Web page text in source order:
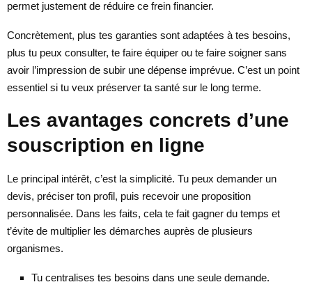
permet justement de réduire ce frein financier.
Concrètement, plus tes garanties sont adaptées à tes besoins,
plus tu peux consulter, te faire équiper ou te faire soigner sans
avoir l’impression de subir une dépense imprévue. C’est un point
essentiel si tu veux préserver ta santé sur le long terme.
Les avantages concrets d’une
souscription en ligne
Le principal intérêt, c’est la simplicité. Tu peux demander un
devis, préciser ton profil, puis recevoir une proposition
personnalisée. Dans les faits, cela te fait gagner du temps et
t’évite de multiplier les démarches auprès de plusieurs
organismes.
Tu centralises tes besoins dans une seule demande.